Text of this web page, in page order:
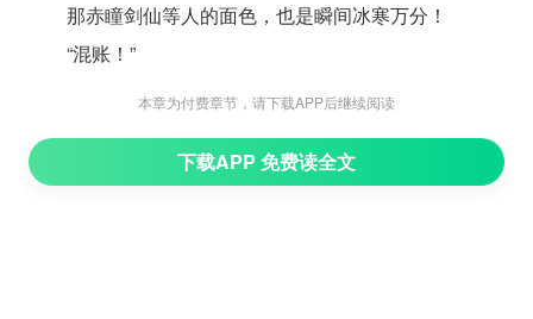
那赤瞳剑仙等人的面色，也是瞬间冰寒万分！
“混账！”
赤瞳剑仙一声冷喝：
不能让你活下去。”
本章为付费章节，请下载APP后继续阅读
下载APP 免费读全文